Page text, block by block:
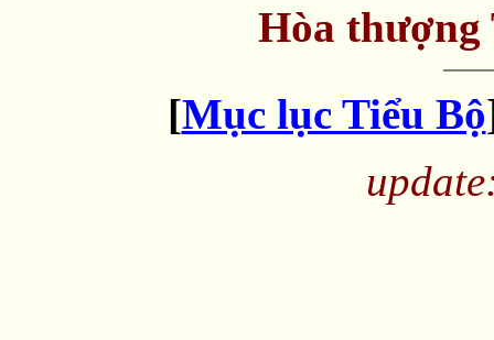
Hòa
[Mục lục Tiểu Bộ